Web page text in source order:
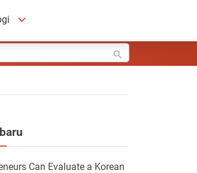
Can Evaluate a Korean